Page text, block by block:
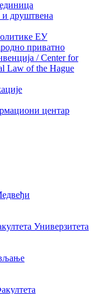
и друштвена
ЕУ
приватно
/ Center for
Law of the Hague
центар
Универзитета